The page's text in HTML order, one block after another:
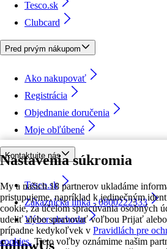
Nastavenia súkromia
My a našich 18 partnerov ukladáme
pristupujeme, napríklad k jedinečným
cookie, za účelom spracúvania osobných
udeliť alebo spravovať voľbou Prijať
prípadne kedykoľvek v Pravidlách pre
cookies. Tieto voľby oznámime našim
Tesco.sk
Clubcard
Pred prvým nákupom
Ako nakupovať
Registrácia
Objednanie doručenia
Moje obľúbené
Kontaktujte nás
Tesco.sk
Zákaznícka linka - 0800222333
Výber obchodu
followUs